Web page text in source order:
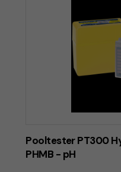
Pooltester PT300
PHMB - pH